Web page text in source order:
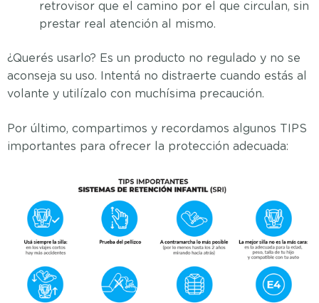
retrovisor que el camino por el que circulan, sin
prestar real atención al mismo.
¿Querés usarlo? Es un producto no regulado y no se
aconseja su uso. Intentá no distraerte cuando estás al
volante y utilízalo con muchísima precaución.
Por último, compartimos y recordamos algunos TIPS
importantes para ofrecer la protección adecuada: